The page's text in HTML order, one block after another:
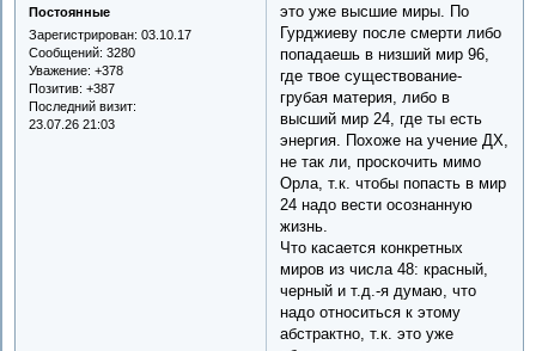
Постоянные
Зарегистрирован: 03.10.17
Сообщений: 3280
Уважение: +378
Позитив: +387
Последний визит:
23.07.26 21:03
это уже высшие миры. По
Гурджиеву после смерти либо
попадаешь в низший мир 96,
где твое существование-
грубая материя, либо в
высший мир 24, где ты есть
энергия. Похоже на учение ДХ,
не так ли, проскочить мимо
Орла, т.к. чтобы попасть в мир
24 надо вести осознанную
жизнь.
Что касается конкретных
миров из числа 48: красный,
черный и т.д.-я думаю, что
надо относиться к этому
абстрактно, т.к. это уже